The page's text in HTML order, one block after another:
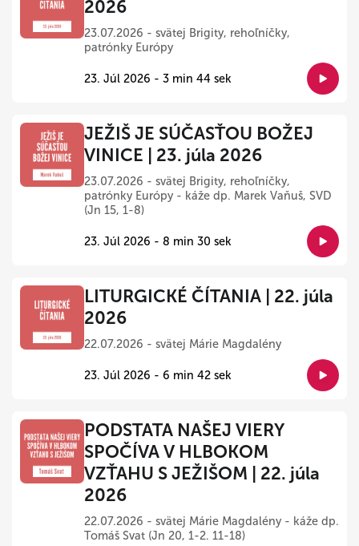
2026
23.07.2026 - svätej Brigity, rehoľníčky,
patrónky Európy
23. Júl 2026 - 3 min 44 sek
JEŽIŠ JE SÚČASŤOU BOŽEJ
VINICE | 23. júla 2026
23.07.2026 - svätej Brigity, rehoľníčky,
patrónky Európy - káže dp. Marek Vaňuš, SVD
(Jn 15, 1-8)
23. Júl 2026 - 8 min 30 sek
LITURGICKÉ ČÍTANIA | 22. júla
2026
22.07.2026 - svätej Márie Magdalény
23. Júl 2026 - 6 min 42 sek
PODSTATA NAŠEJ VIERY
SPOČÍVA V HLBOKOM
VZŤAHU S JEŽIŠOM | 22. júla
2026
22.07.2026 - svätej Márie Magdalény - káže dp.
Tomáš Svat (Jn 20, 1-2. 11-18)